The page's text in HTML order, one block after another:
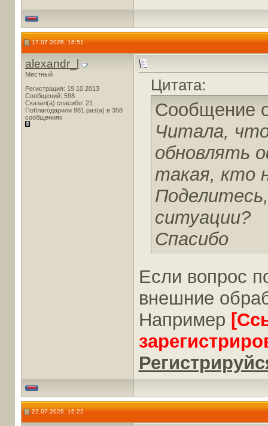
17.07.2026, 16:51
alexandr_l
Местный
Регистрация: 19.10.2013
Сообщений: 598
Сказал(а) спасибо: 21
Поблагодарили 981 раз(а) в 358
сообщениях
Цитата:
Сообщение
Читала,
обновлять
такая, кто
ситуации?
Спасибо
Если вопрос
внешние
Например
22.07.2026, 16:22